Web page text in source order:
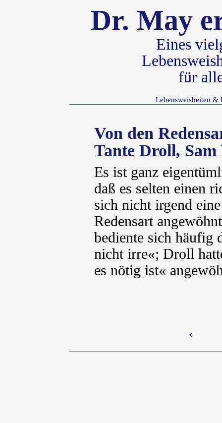
Dr. May
Eines
für
Lebensweisheiten &
Von den
Tante Droll, Sam
Es ist ganz
daß es selten einen
sich nicht irgend
Redensart
bediente sich häufig
nicht irre«; Droll
es nötig ist«
←